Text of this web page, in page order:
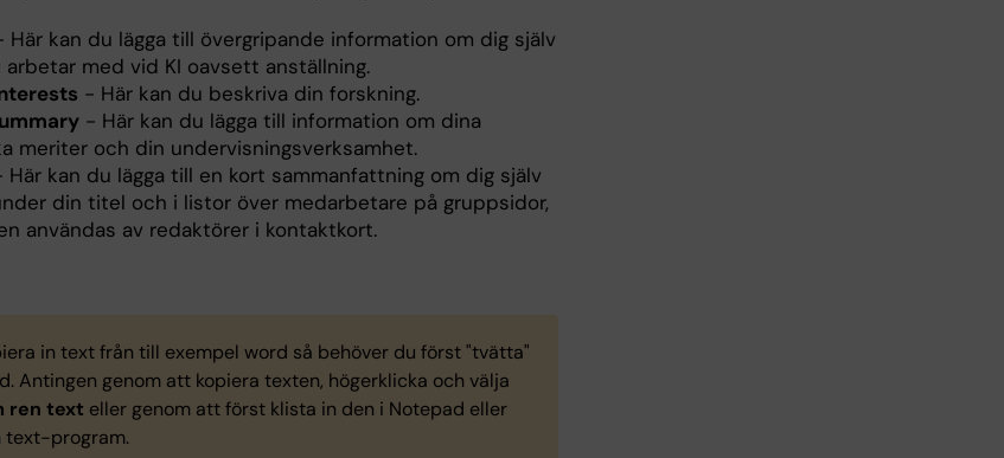
Här kan du lägga till övergripande information om dig själv
med vid KI oavsett anställning.
- Här kan du beskriva din forskning.
- Här kan du lägga till information om dina
meriter och din undervisningsverksamhet.
Här kan du lägga till en kort sammanfattning om dig själv
din titel och i listor över medarbetare på gruppsidor,
användas av redaktörer i kontaktkort.
in text från till exempel word så behöver du först "tvätta"
Antingen genom att kopiera texten, högerklicka och välja
ren text eller genom att först klista in den i Notepad eller
text-program.